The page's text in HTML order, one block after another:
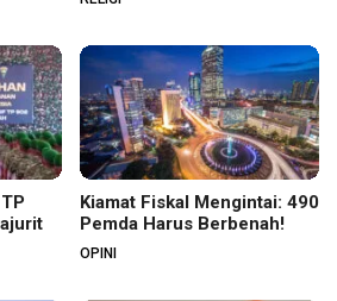
Kiamat Fiskal Mengintai: 490
Pemda Harus Berbenah!
OPINI